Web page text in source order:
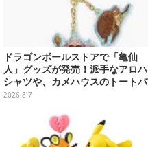
ドラゴンボールストアで「亀仙
人」グッズが発売！派手なアロハ
シャツや、カメハウスのトートバ
ッグなど夏らしいアイテムがズラ
2026.8.7